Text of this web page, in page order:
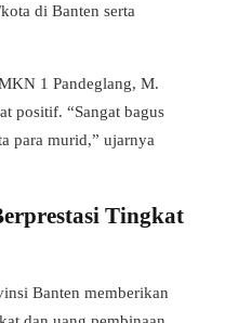
di Banten serta
1 Pandeglang, M.
positif. “Sangat bagus
para murid,” ujarnya
Tingkat
Banten memberikan